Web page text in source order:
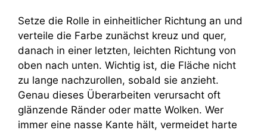
Setze die Rolle in einheitlicher Richtung an und
verteile die Farbe zunächst kreuz und quer,
danach in einer letzten, leichten Richtung von
oben nach unten. Wichtig ist, die Fläche nicht
zu lange nachzurollen, sobald sie anzieht.
Genau dieses Überarbeiten verursacht oft
glänzende Ränder oder matte Wolken. Wer
immer eine nasse Kante hält, vermeidet harte